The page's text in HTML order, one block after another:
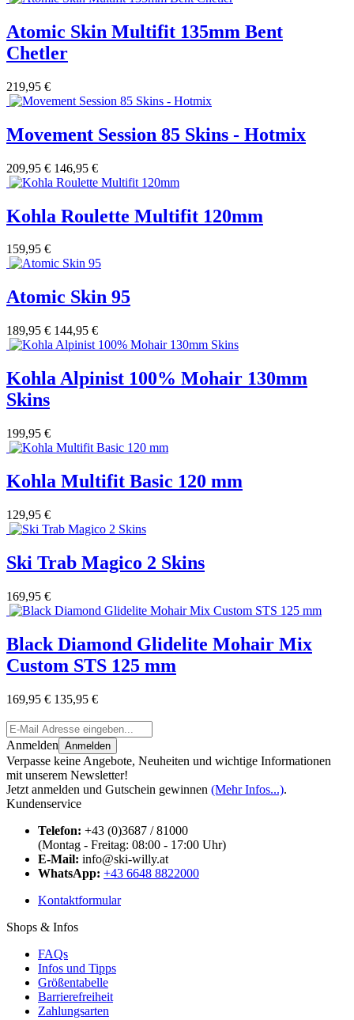
Atomic Skin Multifit 135mm Bent
Chetler
219,95 €
Movement Session 85 Skins - Hotmix
209,95 € 146,95 €
Kohla Roulette Multifit 120mm
159,95 €
Atomic Skin 95
189,95 € 144,95 €
Kohla Alpinist 100% Mohair 130mm
Skins
199,95 €
Kohla Multifit Basic 120 mm
129,95 €
Ski Trab Magico 2 Skins
169,95 €
Black Diamond Glidelite Mohair Mix
Custom STS 125 mm
169,95 € 135,95 €
Anmelden Anmelden
Verpasse keine Angebote, Neuheiten und wichtige Informationen
mit unserem Newsletter!
Jetzt anmelden und Gutschein gewinnen (Mehr Infos...).
Kundenservice
Telefon: +43 (0)3687 / 81000
(Montag - Freitag: 08:00 - 17:00 Uhr)
E-Mail: info@ski-willy.at
WhatsApp: +43 6648 8822000
Kontaktformular
Shops & Infos
FAQs
Infos und Tipps
Größentabelle
Barrierefreiheit
Zahlungsarten